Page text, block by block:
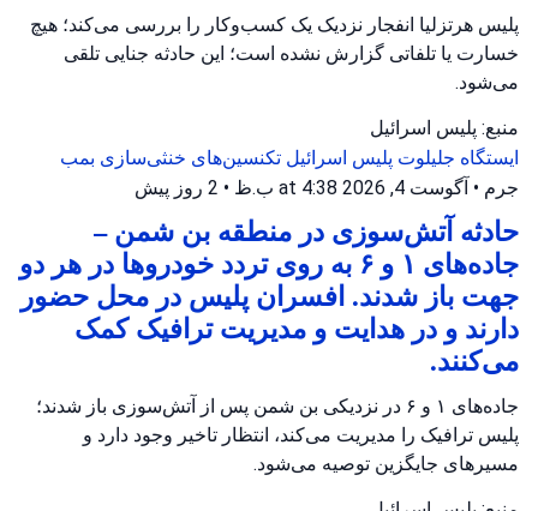
پلیس هرتزلیا انفجار نزدیک یک کسب‌وکار را بررسی می‌کند؛ هیچ
خسارت یا تلفاتی گزارش نشده است؛ این حادثه جنایی تلقی
می‌شود.
منبع: پلیس اسرائیل
ایستگاه جلیلوت پلیس اسرائیل تکنسین‌های خنثی‌سازی بمب
جرم • آگوست 4, 2026 at 4:38 ب.ظ • 2 روز پیش
حادثه آتش‌سوزی در منطقه بن شمن –
جاده‌های ۱ و ۶ به روی تردد خودروها در هر دو
جهت باز شدند. افسران پلیس در محل حضور
دارند و در هدایت و مدیریت ترافیک کمک
می‌کنند.
جاده‌های ۱ و ۶ در نزدیکی بن شمن پس از آتش‌سوزی باز شدند؛
پلیس ترافیک را مدیریت می‌کند، انتظار تاخیر وجود دارد و
مسیرهای جایگزین توصیه می‌شود.